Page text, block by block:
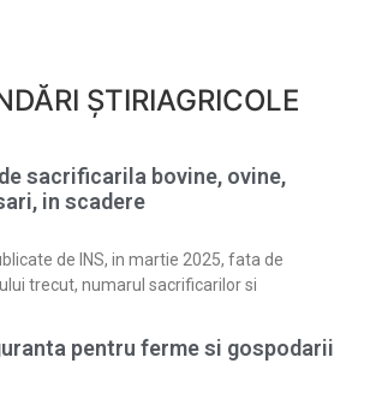
ȘTIRIAGRICOLE
sacrificarila bovine, ovine,
in scadere
de INS, in martie 2025, fata de
trecut, numarul sacrificarilor si
pentru ferme si gospodarii